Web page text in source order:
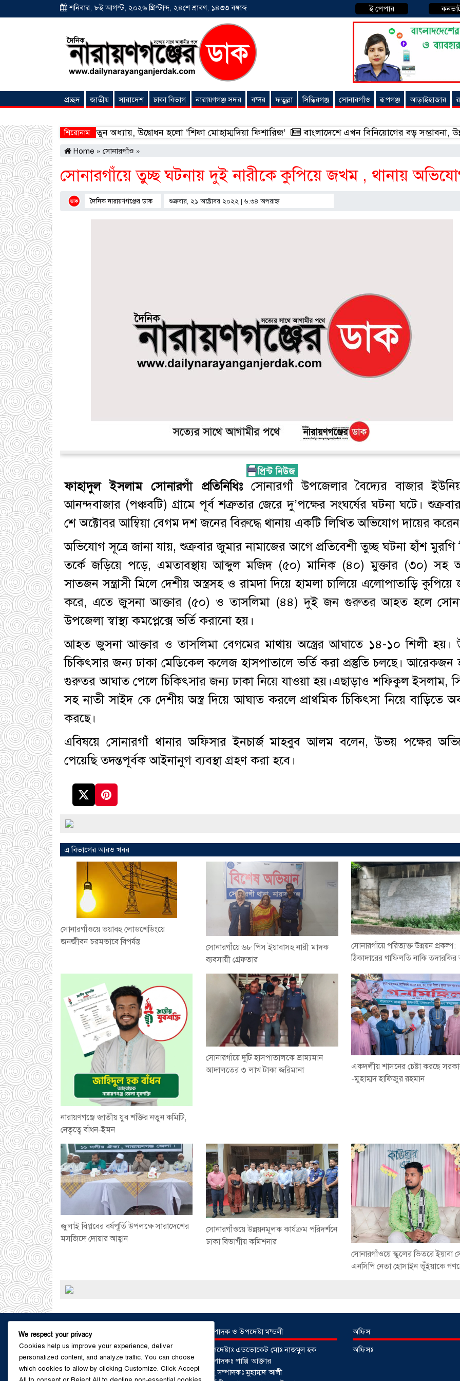
শনিবার, ৮ই আগস্ট, ২০২৬ খ্রিস্টাব্দ, ২৪শে শ্রাবণ, ১৪৩৩ বঙ্গাব্দ ই পেপার
প্রচ্ছদ জাতীয় সারাদেশ ঢাকা বিভাগ নারায়ণগঞ্জ সদর বন্দর ফতুল্লা সিদ্ধিরগঞ্জ সোনারগাঁও রূপগঞ্জ আড়াইহাজার
শিরোনাম
অগ্রযাত্রায় নতুন অধ্যায়, উদ্বোধন হলো ‘শিফা মোহাম্মদিয়া ফিশারিজ’ বাংলাদেশে এখন বিনিয়োগের বড় সম্ভাবনা, উন্নয়নের
Home » সোনারগাঁও »
সোনারগাঁয়ে তুচ্ছ ঘটনায় দুই নারীকে কুপিয়ে জখম , থানায়
দৈনিক নারায়ণগঞ্জের ডাক শুক্রবার, ২১ অক্টোবর ২০২২ | ৬:৩৪ অপরাহ্ণ
ফাহাদুল ইসলাম সোনারগাঁ প্রতিনিধিঃ সোনারগাঁ উপজেলার বৈদ্যের বাজার
আনন্দবাজার (পঞ্চবটি) গ্রামে পূর্ব শত্রুতার জেরে দু’পক্ষের সংঘর্ষের ঘটনা ঘটে।
শে অক্টোবর আম্বিয়া বেগম দশ জনের বিরুদ্ধে থানায় একটি লিখিত অভিযোগ দায়ের
অভিযোগ সূত্রে জানা যায়, শুক্রবার জুমার নামাজের আগে প্রতিবেশী তুচ্ছ ঘটনা হাঁশ মুরগি
তর্কে জড়িয়ে পড়ে, এমতাবস্থায় আব্দুল মজিদ (৫০) মানিক (৪০) মুক্তার (৩০) সহ
সাতজন সন্ত্রাসী মিলে দেশীয় অস্ত্রসহ ও রামদা দিয়ে হামলা চালিয়ে এলোপাতাড়ি
করে, এতে জুসনা আক্তার (৫০) ও তাসলিমা (৪৪) দুই জন গুরুতর আহত হলে
উপজেলা স্বাস্থ্য কমপ্লেক্সে ভর্তি করানো হয়।
আহত জুসনা আক্তার ও তাসলিমা বেগমের মাথায় অস্ত্রের আঘাতে ১৪-১০ শিলী হয়।
চিকিৎসার জন্য ঢাকা মেডিকেল কলেজ হাসপাতালে ভর্তি করা প্রস্তুতি চলছে। আরেকজন
গুরুতর আঘাত পেলে চিকিৎসার জন্য ঢাকা নিয়ে যাওয়া হয়।এছাড়াও শফিকুল ইসলাম,
সহ নাতী সাইদ কে দেশীয় অস্ত্র দিয়ে আঘাত করলে প্রাথমিক চিকিৎসা নিয়ে বাড়িতে
করছে।
এবিষয়ে সোনারগাঁ থানার অফিসার ইনচার্জ মাহবুব আলম বলেন, উভয় পক্ষের
পেয়েছি তদন্তপূর্বক আইনানুগ ব্যবস্থা গ্রহণ করা হবে।
এ বিভাগের আরও খবর
সোনারগাঁওয়ে ভয়াবহ লোডশেডিংয়ে
জনজীবন চরমভাবে বিপর্যস্ত
সোনারগাঁয়ে ৬৮ পিস ইয়াবাসহ নারী মাদক
ব্যবসায়ী গ্রেফতার
সোনারগাঁয়ে পরিত্যক্ত উন্নয়ন প্রকল্প:
ঠিকাদারের গাফিলতি নাকি
নারায়ণগঞ্জে জাতীয় যুব শক্তির নতুন কমিটি,
নেতৃত্বে বাঁধন-ইমন
সোনারগাঁয়ে দুটি হাসপাতালকে ভ্রাম্যমান
আদালতের ৩ লাখ টাকা জরিমানা
একদলীয় শাসনের চেষ্টা করছে
-মুহাম্মদ হাফিজুর রহমান
জুলাই বিপ্লবের বর্ষপূর্তি উপলক্ষে সারাদেশের
মসজিদে দোয়ার আহ্বান
সোনারগাঁওয়ে উন্নয়নমূলক কার্যক্রম পরিদর্শনে
ঢাকা বিভাগীয় কমিশনার
সোনারগাঁওয়ে স্কুলের ভিতরে ইয়াবা
এনসিপি নেতা হোসাইন ভূঁইয়াকে
সম্পাদক ও উপদেষ্টা মন্ডলী
উপদেষ্টাঃ এডভোকেট মোঃ নাজমুল হক
সম্পাদকঃ পাপ্পি আক্তার
সহ সম্পাদকঃ মুহাম্মদ আলী
অফিস
অফিসঃ
We respect your privacy
Cookies help us improve your experience, deliver
personalized content, and analyze traffic. You can choose
which cookies to allow by clicking Customize. Click Accept